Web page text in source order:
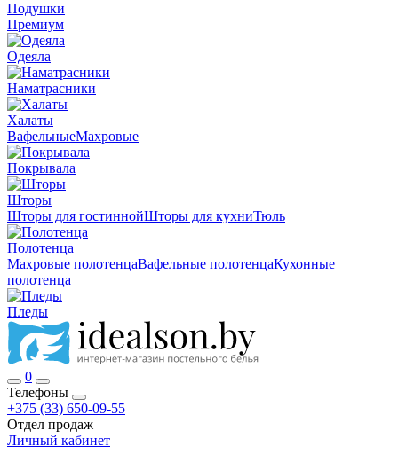
Подушки
Премиум
Одеяла
Наматрасники
Халаты
ВафельныеМахровые
Покрывала
Шторы
Шторы для гостиннойШторы для кухниТюль
Полотенца
Махровые полотенцаВафельные полотенцаКухонные
полотенца
Пледы
0
Телефоны
+375 (33) 650-09-55
Отдел продаж
Личный кабинет